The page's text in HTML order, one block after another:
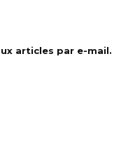
articles par e-mail.